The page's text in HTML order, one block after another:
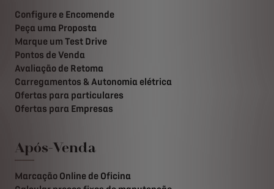
Configure e Encomende
Peça uma Proposta
Marque um Test Drive
Pontos de Venda
Avaliação de Retoma
Carregamentos & Autonomia elétrica
Ofertas para particulares
Ofertas para Empresas
Após-Venda
Marcação Online de Oficina